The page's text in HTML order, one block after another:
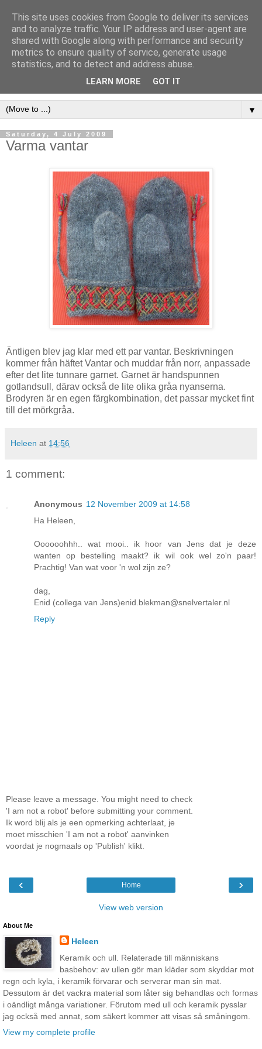
▼
Saturday, 4 July 2009
Varma vantar
Äntligen blev jag klar med ett par vantar. Beskrivningen
kommer från häftet Vantar och muddar från norr, anpassade
efter det lite tunnare garnet. Garnet är handspunnen
gotlandsull, därav också de lite olika gråa nyanserna.
Brodyren är en egen färgkombination, det passar mycket fint
till det mörkgråa.
Heleen at 14:56
1 comment:
Anonymous 12 November 2009 at 14:58
Ha Heleen,
Oooooohhh.. wat mooi.. ik hoor van Jens dat je deze
wanten op bestelling maakt? ik wil ook wel zo'n paar!
Prachtig! Van wat voor 'n wol zijn ze?
dag,
Enid (collega van Jens)enid.blekman@snelvertaler.nl
Reply
Please leave a message. You might need to check
'I am not a robot' before submitting your comment.
Ik word blij als je een opmerking achterlaat, je
moet misschien 'I am not a robot' aanvinken
voordat je nogmaals op 'Publish' klikt.
‹ ›
Home
View web version
About Me
Heleen
Keramik och ull. Relaterade till människans
basbehov: av ullen gör man kläder som skyddar mot
regn och kyla, i keramik förvarar och serverar man sin mat.
Dessutom är det vackra material som låter sig behandlas och formas
i oändligt många variationer. Förutom med ull och keramik pysslar
jag också med annat, som säkert kommer att visas så småningom.
View my complete profile
This site uses cookies from Google to deliver its services
and to analyze traffic. Your IP address and user-agent are
shared with Google along with performance and security
metrics to ensure quality of service, generate usage
statistics, and to detect and address abuse.
LEARN MORE GOT IT